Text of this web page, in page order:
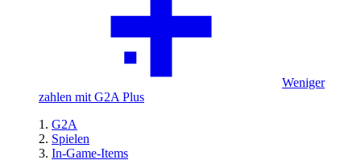
Weniger
zahlen mit G2A Plus
G2A
Spielen
In-Game-Items